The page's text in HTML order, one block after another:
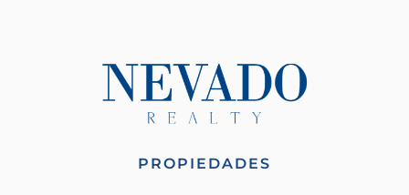
PROPIEDADES